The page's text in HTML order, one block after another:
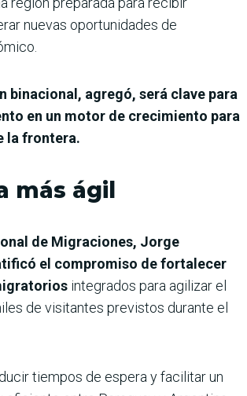
nuevas oportunidades de
binacional, agregó, será clave para
en un motor de crecimiento para
la frontera.
más ágil
de Migraciones, Jorge
el compromiso de fortalecer
integrados para agilizar el
de visitantes previstos durante el
tiempos de espera y facilitar un